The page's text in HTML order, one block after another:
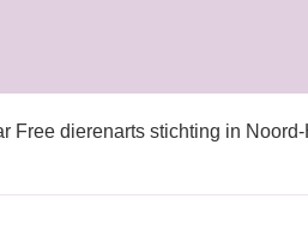
Free dierenarts stichting in